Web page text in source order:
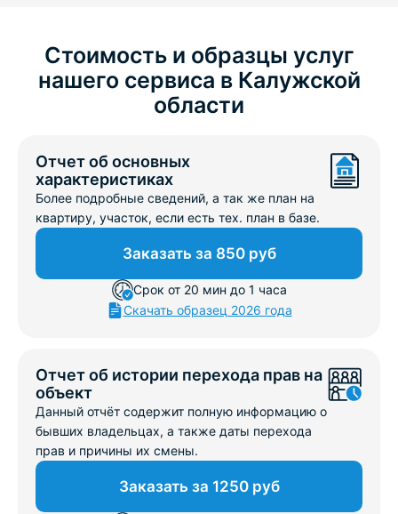
Стоимость и образцы услуг
нашего сервиса в Калужской
области
Отчет об основных
характеристиках
Более подробные сведений, а так же план на
квартиру, участок, если есть тех. план в базе.
Заказать за 850 руб
Срок от 20 мин до 1 часа
Скачать образец 2026 года
Отчет об истории перехода прав на
объект
Данный отчёт содержит полную информацию о
бывших владельцах, а также даты перехода
прав и причины их смены.
Заказать за 1250 руб